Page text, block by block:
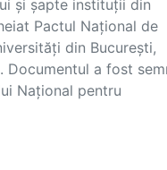
şi şapte instituţii din
Pactul Naţional de
din București,
Documentul a fost
Naţional pentru